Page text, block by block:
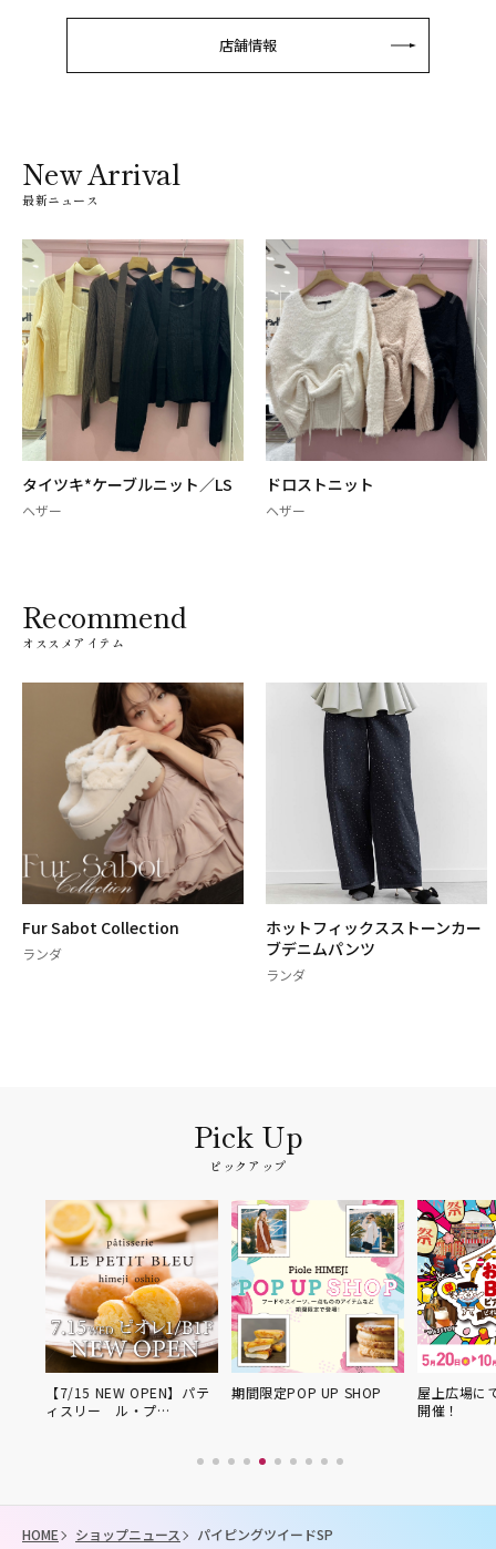
店舗情報
New Arrival
最新ニュース
タイツキ*ケーブルニット／LS
ヘザー
ドロストニット
ヘザー
Recommend
オススメアイテム
Fur Sabot Collection
ランダ
ホットフィックスストーンカー
ブデニムパンツ
ランダ
ピックアップ
【7/15 NEW OPEN】パテ
ィスリー ル・プ…
期間限定POP UP SHOP
屋上広場に
開催！
HOME ショップニュース パイピングツイードSP